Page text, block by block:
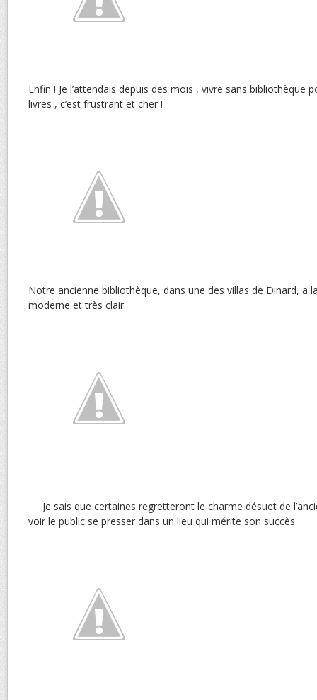
Enfin ! Je l’attendais depuis des mois , vivre sans bibliothèque
livres , c’est frustrant et cher !
Notre ancienne bibliothèque, dans une des villas de Dinard, a
moderne et très clair.
Je sais que certaines regretteront le charme désuet de
voir le public se presser dans un lieu qui mérite son succès.